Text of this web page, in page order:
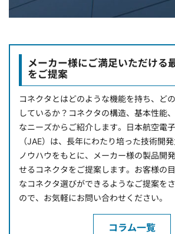
メーカー様にご満足いただける
をご提案
コネクタとはどのような機能を持ち、ど
しているか？コネクタの構造、基本性能
なニーズからご紹介します。日本航空電
（JAE）は、長年にわたり培った技術開
ノウハウをもとに、メーカー様の製品開
せるコネクタをご提案します。お客様の
なコネクタ選びができるようなご提案を
ので、お気軽にお問い合わせください。
コラム一覧